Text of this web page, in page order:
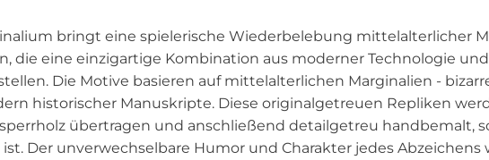
bringt eine spielerische Wiederbelebung mittelalterlicher
die eine einzigartige Kombination aus moderner Technologie
Die Motive basieren auf mittelalterlichen Marginalien -
historischer Manuskripte. Diese originalgetreuen Repliken
übertragen und anschließend detailgetreu handbemalt,
Der unverwechselbare Humor und Charakter jedes